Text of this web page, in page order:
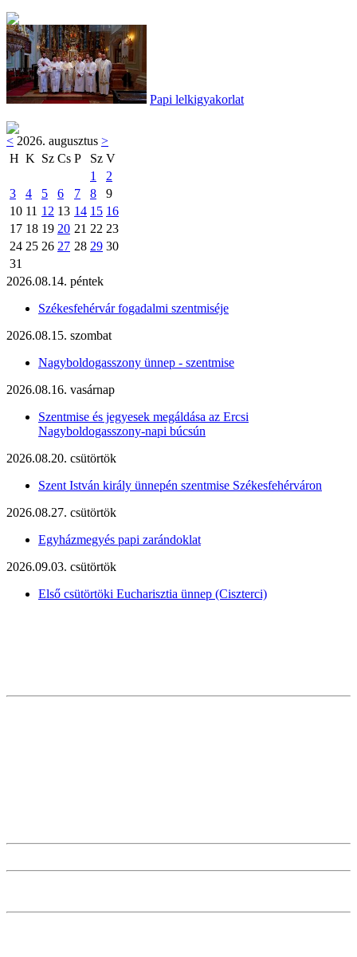
Papi lelkigyakorlat
< 2026. augusztus >
H K Sz Cs P Sz V
1
2
3
4 5 6 7 8
9
10 11 12 13 14 15 16
17 18 19 20 21 22 23
24 25 26 27 28 29 30
31
2026.08.14. péntek
Székesfehérvár fogadalmi szentmiséje
2026.08.15. szombat
Nagyboldogasszony ünnep - szentmise
2026.08.16. vasárnap
Szentmise és jegyesek megáldása az Ercsi
Nagyboldogasszony-napi búcsún
2026.08.20. csütörtök
Szent István király ünnepén szentmise Székesfehérváron
2026.08.27. csütörtök
Egyházmegyés papi zarándoklat
2026.09.03. csütörtök
Első csütörtöki Eucharisztia ünnep (Ciszterci)